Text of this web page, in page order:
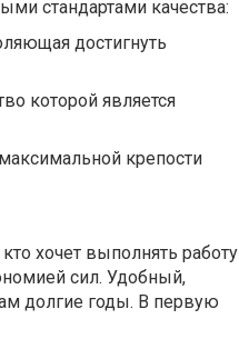
стандартами качества:
достигнуть
которой является
крепости
хочет выполнять работу
сил. Удобный,
долгие годы. В первую